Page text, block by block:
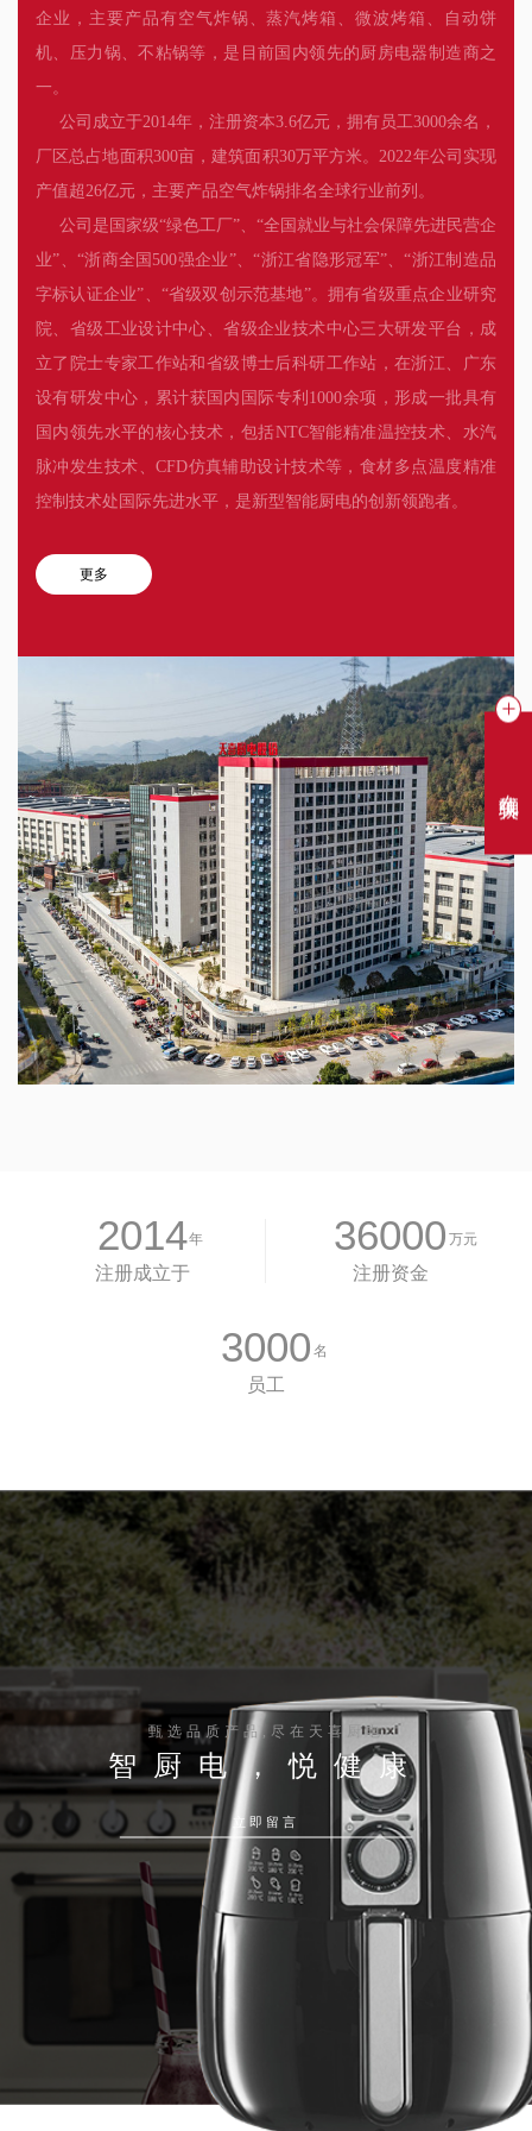
企业，主要产品有空气炸锅、蒸汽烤箱、微波烤箱、自动饼
机、压力锅、不粘锅等，是目前国内领先的厨房电器制造商之
一。
公司成立于2014年，注册资本3.6亿元，拥有员工3000余名，
厂区总占地面积300亩，建筑面积30万平方米。2022年公司实现
产值超26亿元，主要产品空气炸锅排名全球行业前列。
公司是国家级“绿色工厂”、“全国就业与社会保障先进民营企
业”、“浙商全国500强企业”、“浙江省隐形冠军”、“浙江制造品
字标认证企业”、“省级双创示范基地”。拥有省级重点企业研究
院、省级工业设计中心、省级企业技术中心三大研发平台，成
立了院士专家工作站和省级博士后科研工作站，在浙江、广东
设有研发中心，累计获国内国际专利1000余项，形成一批具有
国内领先水平的核心技术，包括NTC智能精准温控技术、水汽
脉冲发生技术、CFD仿真辅助设计技术等，食材多点温度精准
控制技术处国际先进水平，是新型智能厨电的创新领跑者。
更多
2014年
注册成立于
36000 万元
注册资金
3000 名
员工
甄选品质产品,尽在天喜厨电
智厨电，悦健康
立即留言